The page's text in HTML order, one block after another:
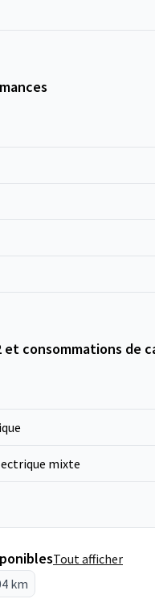
et consommations de
mixte
Tout afficher
km